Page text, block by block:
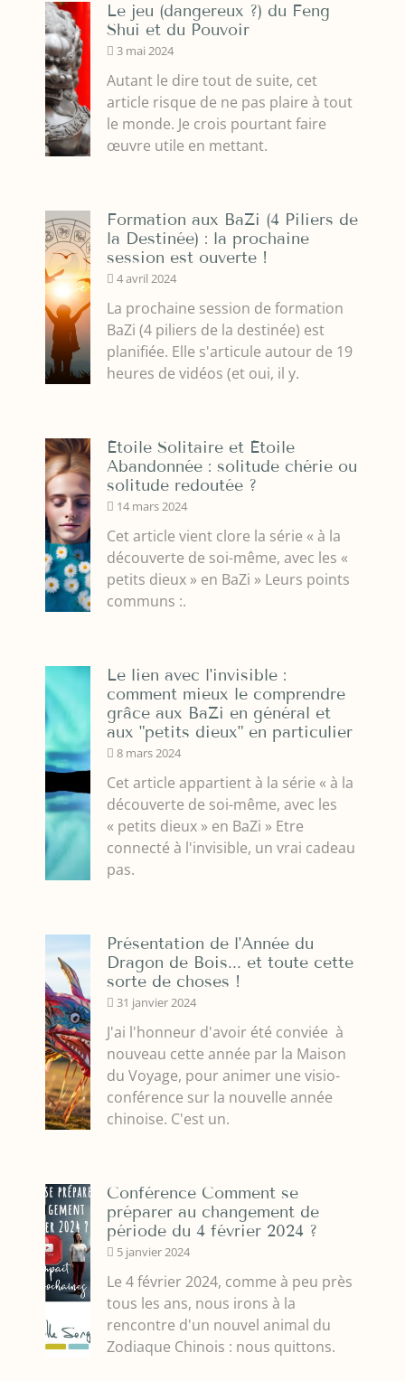
Le jeu (dangereux ?) du Feng
Shui et du Pouvoir
3 mai 2024
Autant le dire tout de suite, cet
article risque de ne pas plaire à tout
le monde. Je crois pourtant faire
œuvre utile en mettant.
Formation aux BaZi (4 Piliers de
la Destinée) : la prochaine
session est ouverte !
4 avril 2024
La prochaine session de formation
BaZi (4 piliers de la destinée) est
planifiée. Elle s'articule autour de 19
heures de vidéos (et oui, il y.
Étoile Solitaire et Étoile
Abandonnée : solitude chérie ou
solitude redoutée ?
14 mars 2024
Cet article vient clore la série « à la
découverte de soi-même, avec les «
petits dieux » en BaZi » Leurs points
communs :.
Le lien avec l'invisible :
comment mieux le comprendre
grâce aux BaZi en général et
aux "petits dieux" en particulier
8 mars 2024
Cet article appartient à la série « à la
découverte de soi-même, avec les
« petits dieux » en BaZi » Etre
connecté à l'invisible, un vrai cadeau
pas.
Présentation de l'Année du
Dragon de Bois... et toute cette
sorte de choses !
31 janvier 2024
J'ai l'honneur d'avoir été conviée à
nouveau cette année par la Maison
du Voyage, pour animer une visio-
conférence sur la nouvelle année
chinoise. C'est un.
Conférence Comment se
préparer au changement de
période du 4 février 2024 ?
5 janvier 2024
Le 4 février 2024, comme à peu près
tous les ans, nous irons à la
rencontre d'un nouvel animal du
Zodiaque Chinois : nous quittons.